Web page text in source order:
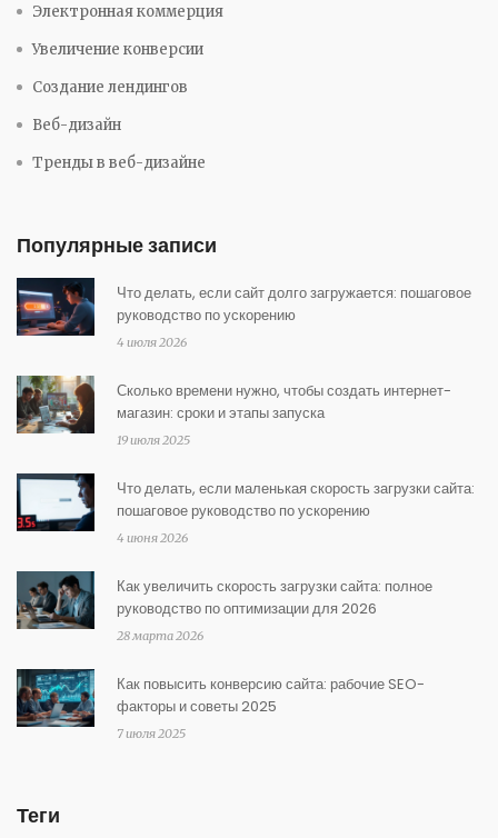
Электронная коммерция
Увеличение конверсии
Создание лендингов
Веб-дизайн
Тренды в веб-дизайне
Популярные записи
Что делать, если сайт долго загружается: пошаговое
руководство по ускорению
4 июля 2026
Сколько времени нужно, чтобы создать интернет-
магазин: сроки и этапы запуска
19 июля 2025
Что делать, если маленькая скорость загрузки сайта:
пошаговое руководство по ускорению
4 июня 2026
Как увеличить скорость загрузки сайта: полное
руководство по оптимизации для 2026
28 марта 2026
Как повысить конверсию сайта: рабочие SEO-
факторы и советы 2025
7 июля 2025
Теги